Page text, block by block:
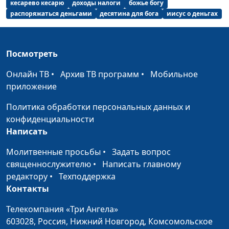
на нас влияет?
священнослужитель и
священнослужитель и
Елена Варнавская
Как правильно
молиться?
Юлия Уткина, Николай
Что просить в
молитве? (вторая
часть)
Юлия Уткина, Николай
Кунцевич,
Что просить в
Юлия Уткина, Николай
#25
кесарево кесарю
доходы налоги
божье богу
распоряжаться деньгами
десятина для бога иисус о деньгах
Посмотреть
Онлайн ТВ • Архив ТВ программ • Мобильное
приложение
Политика обработки персональных данных и
конфиденциальности
Написать
Молитвенные просьбы • Задать вопрос
священнослужителю • Написать главному
редактору • Техподдержка
Контакты
Телекомпания «Три Ангела»
603028, Россия, Нижний Новгород, Комсомольское